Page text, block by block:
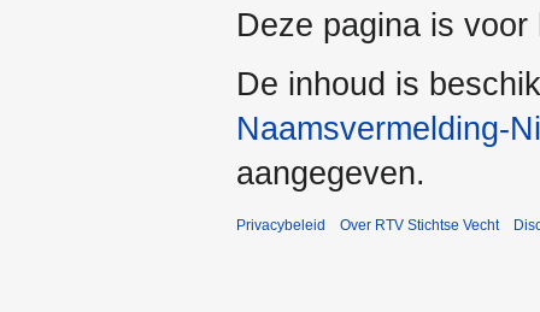
Deze pagina is
De inhoud is
Naamsvermelding-
aangegeven.
Privacybeleid Over RTV Stichtse Vecht